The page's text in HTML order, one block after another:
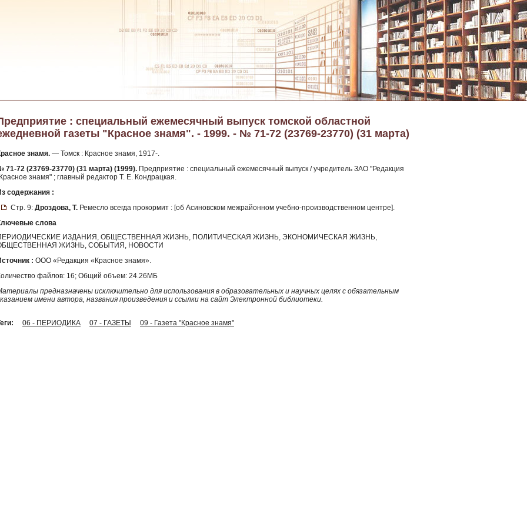
: специальный ежемесячный выпуск томской областной
газеты "Красное знамя". - 1999. - № 71-72 (23769-23770) (31 марта)
знамя. — Томск : Красное знамя, 1917-.
71-72 (23769-23770) (31 марта) (1999). Предприятие : специальный ежемесячный выпуск / учредитель ЗАО "Редакция
знамя" ; главный редактор Т. Е. Кондрацкая.
содержания :
Стр. 9: Дроздова, Т. Ремесло всегда прокормит : [об Асиновском межрайонном учебно-производственном центре].
слова
ИЗДАНИЯ, ОБЩЕСТВЕННАЯ ЖИЗНЬ, ПОЛИТИЧЕСКАЯ ЖИЗНЬ, ЭКОНОМИЧЕСКАЯ ЖИЗНЬ,
ЖИЗНЬ, СОБЫТИЯ, НОВОСТИ
: ООО «Редакция «Красное знамя».
файлов: 16; Общий объем: 24.26МБ
предназначены исключительно для использования в образовательных и научных целях с обязательным
имени автора, названия произведения и ссылки на сайт Электронной библиотеки.
06 - ПЕРИОДИКА 07 - ГАЗЕТЫ 09 - Газета "Красное знамя"